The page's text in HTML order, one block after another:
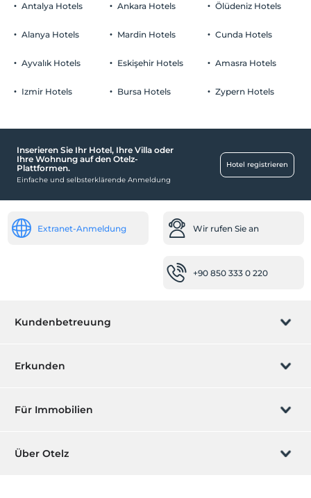
Parken
Kostenlos Privatparkplatz
Schwimmbad
Freibad
Andere
Rauchen
Der Aufenthalt für Kleinkinder bis zum Alter von 2 ist
Antalya Hotels
Alanya Hotels
Ayvalık Hotels
Izmir Hotels
Ankara Hotels
Mardin Hotels
Eskişehir Hotels
Bursa Hotels
Ölüdeniz Hotels
Cunda Hotels
Amasra Hotels
Zypern Hotels
Inserieren Sie Ihr Hotel, Ihre Villa oder
Ihre Wohnung auf den Otelz-
Plattformen.
Einfache und selbsterklärende Anmeldung
Hotel registrieren
Extranet-Anmeldung Wir rufen Sie an
+90 850 333 0 220
Kundenbetreuung
Buchung verwalten
Erkunden
Geschenkgutschein
Für Immobilien
Ihr Hotel auflisten
Über Otelz